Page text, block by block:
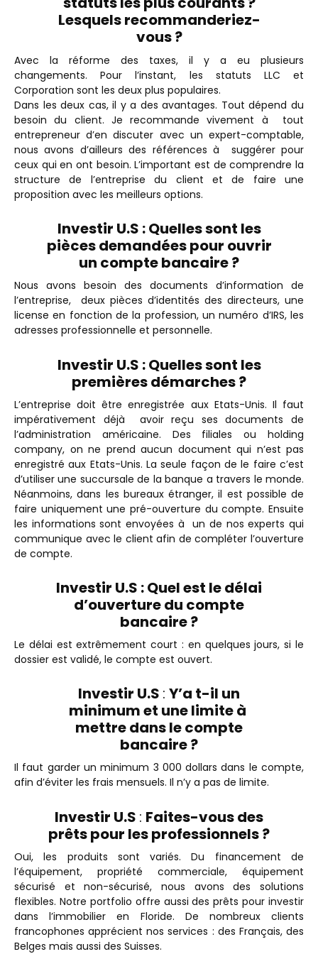
Lesquels recommanderiez-
vous ?
Avec la réforme des taxes, il y a eu plusieurs
changements. Pour l’instant, les statuts LLC et
Corporation sont les deux plus populaires.
Dans les deux cas, il y a des avantages. Tout dépend du
besoin du client. Je recommande vivement à tout
entrepreneur d’en discuter avec un expert-comptable,
nous avons d’ailleurs des références à suggérer pour
ceux qui en ont besoin.L’important est de comprendre la
structure de l’entreprise du client et de faire une
proposition avec les meilleurs options.
Investir U.S :Quelles sont les
pièces demandées pour ouvrir
un compte bancaire ?
Nous avons besoin des documents d’information de
l’entreprise, deux pièces d’identités des directeurs, une
license en fonction de la profession, un numéro d’IRS, les
adresses professionnelle et personnelle.
Investir U.S : Quelles sont les
premières démarches ?
L’entreprise doit être enregistrée aux Etats-Unis. Il faut
impérativement déjà avoir reçu ses documents de
l’administration américaine. Des filiales ou holding
company, on ne prend aucun document qui n’est pas
enregistré aux Etats-Unis. La seule façon de le faire c’est
d’utiliser une succursale de la banque a travers le monde.
Néanmoins, dans les bureaux étranger, il est possible de
faire uniquement une pré-ouverture du compte. Ensuite
les informations sont envoyées à un de nos experts qui
communique avec le client afin de compléter l’ouverture
de compte.
Investir U.S : Quel est le délai
d’ouverture du compte
bancaire ?
Le délai est extrêmement court : en quelques jours, si le
dossier est validé, le compte est ouvert.
Investir U.S : Y’a t-il un
minimum et une limite à
mettre dans le compte
bancaire ?
Il faut garder un minimum 3 000 dollars dans le compte,
afin d’éviter les frais mensuels. Il n’y a pas de limite.
Investir U.S : Faites-vous des
prêts pour les professionnels ?
Oui, les produits sont variés. Du financement de
l’équipement, propriété commerciale, équipement
sécurisé et non-sécurisé, nous avons des solutions
flexibles. Notre portfolio offre aussi des prêts pour investir
dans l’immobilier en Floride. De nombreux clients
francophones apprécient nos services : des Français, des
Belges mais aussi des Suisses.